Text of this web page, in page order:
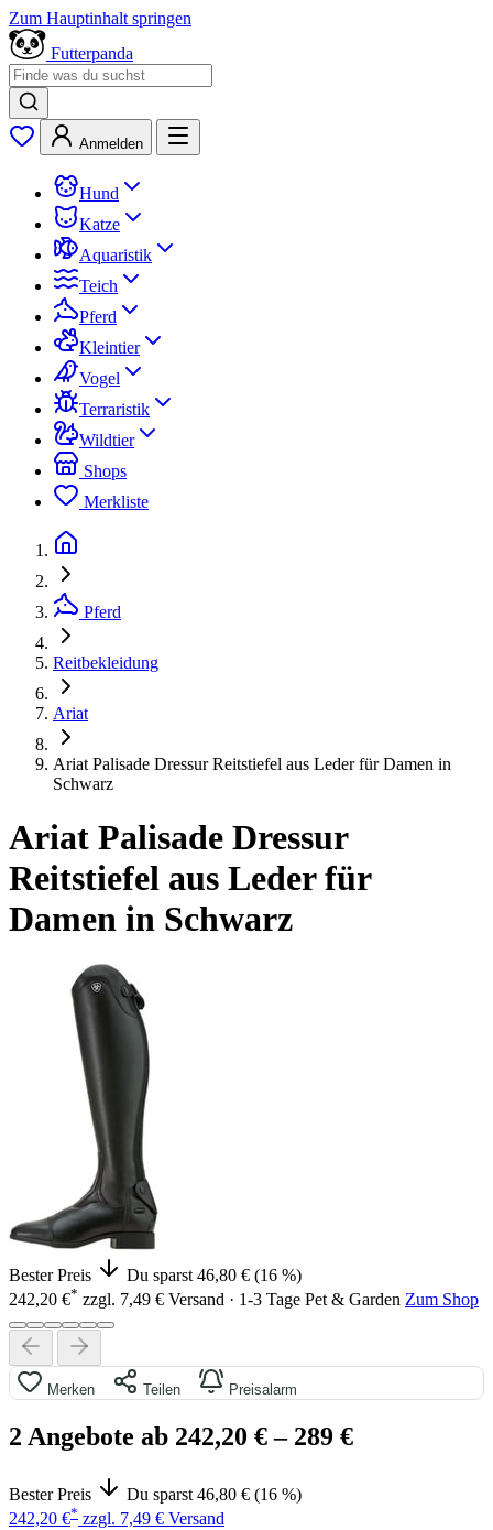
Zum Hauptinhalt springen
Futterpanda
Anmelden
Hund
Katze
Aquaristik
Teich
Pferd
Kleintier
Vogel
Terraristik
Wildtier
Shops
Merkliste
Pferd
Reitbekleidung
Ariat
Ariat Palisade Dressur Reitstiefel aus Leder für Damen in
Schwarz
Ariat Palisade Dressur
Reitstiefel aus Leder für
Damen in Schwarz
Bester Preis
Du sparst 46,80 € (16 %)
242,20 €* zzgl. 7,49 € Versand · 1-3 Tage Pet & Garden Zum Shop
Merken Teilen Preisalarm
2 Angebote ab 242,20 €– 289 €
Bester Preis
Du sparst 46,80 € (16 %)
242,20 €* zzgl. 7,49 € Versand